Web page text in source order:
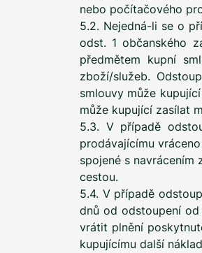
nebo počítačového
5.2. Nejedná-li se o
odst. 1 občanského
předmětem kupní
zboží/služeb.
smlouvy může
může kupující zasílat
5.3. V případě
prodávajícímu
spojené s
cestou.
5.4. V případě
dnů od odstoupení
vrátit plnění
kupujícímu další